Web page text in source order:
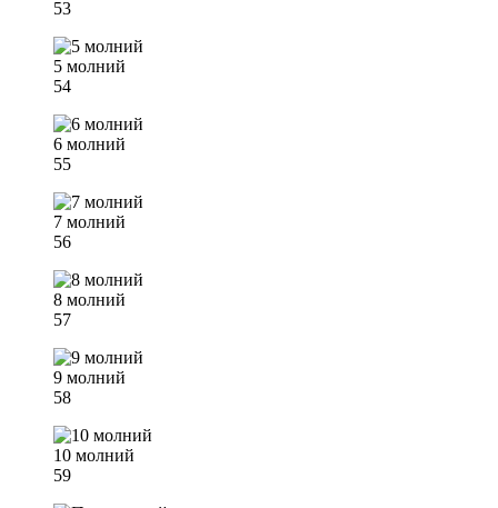
53
5 молний
54
6 молний
55
7 молний
56
8 молний
57
9 молний
58
10 молний
59